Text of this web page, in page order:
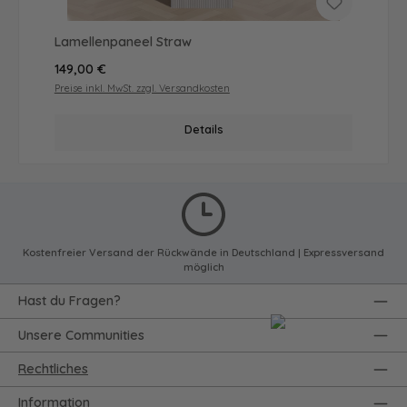
Lamellenpaneel Straw
Regulärer Preis:
149,00 €
Preise inkl. MwSt. zzgl. Versandkosten
Details
Kostenfreier Versand der Rückwände in Deutschland | Expressversand
möglich
Rechtliches
Information
Hast du Fragen?
Unsere Communities